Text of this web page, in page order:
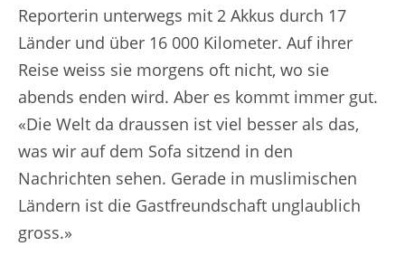
Reporterin unterwegs mit 2 Akkus durch 17
Länder und über 16 000 Kilometer. Auf ihrer
Reise weiss sie morgens oft nicht, wo sie
abends enden wird. Aber es kommt immer gut.
«Die Welt da draussen ist viel besser als das,
was wir auf dem Sofa sitzend in den
Nachrichten sehen. Gerade in muslimischen
Ländern ist die Gastfreundschaft unglaublich
gross.»